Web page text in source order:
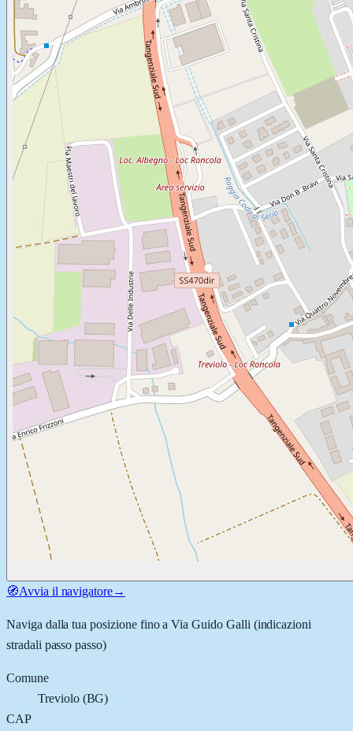
🧭Avvia il navigatore→
Naviga dalla tua posizione fino aVia Guido Galli (indicazioni
stradali passo passo)
Comune
Treviolo(BG)
CAP